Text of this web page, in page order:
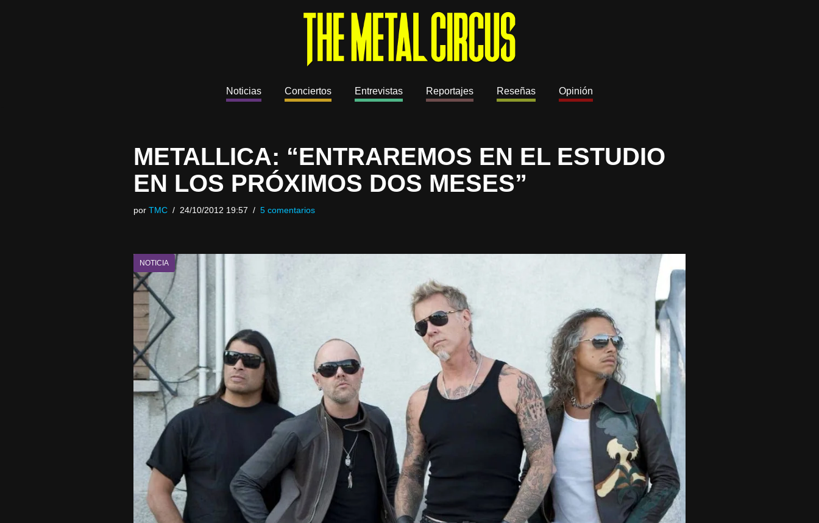
Noticias Conciertos Entrevistas Reportajes Reseñas Opinión
METALLICA: “ENTRAREMOS EN EL ESTUDIO
EN LOS PRÓXIMOS DOS MESES”
por TMC 24/10/2012 19:57 5 comentarios
NOTICIA